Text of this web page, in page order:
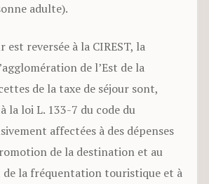
adulte).
est reversée à la CIREST, la
de l’Est de la
de la taxe de séjour sont,
la loi L. 133-7 du code du
affectées à des dépenses
de la destination et au
de la fréquentation touristique et à